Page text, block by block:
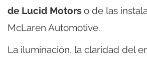
de Lucid Motors o de las
McLaren Automotive.
La iluminación, la claridad del